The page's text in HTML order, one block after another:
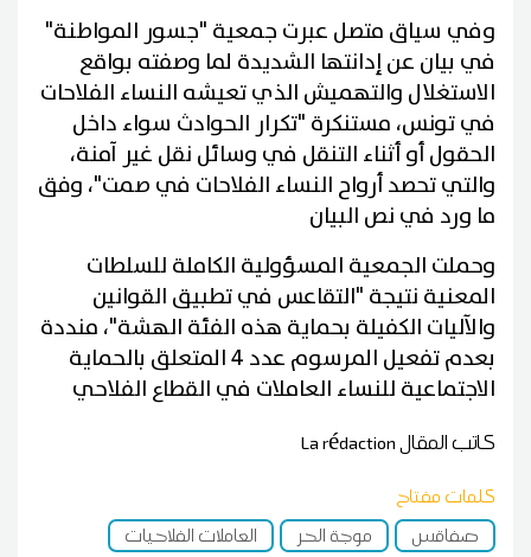
وفي سياق متصل عبرت جمعية "جسور المواطنة"
في بيان عن إدانتها الشديدة لما وصفته بواقع
الاستغلال والتهميش الذي تعيشه النساء الفلاحات
في تونس، مستنكرة "تكرار الحوادث سواء داخل
الحقول أو أثناء التنقل في وسائل نقل غير آمنة،
والتي تحصد أرواح النساء الفلاحات في صمت"، وفق
ما ورد في نص البيان
وحملت الجمعية المسؤولية الكاملة للسلطات
المعنية نتيجة "التقاعس في تطبيق القوانين
والآليات الكفيلة بحماية هذه الفئة الهشة"، منددة
بعدم تفعيل المرسوم عدد 4 المتعلق بالحماية
الاجتماعية للنساء العاملات في القطاع الفلاحي
كاتب المقالLa rédaction
كلمات مفتاح
صفاقس
موجة الحر
العاملات الفلاحيات